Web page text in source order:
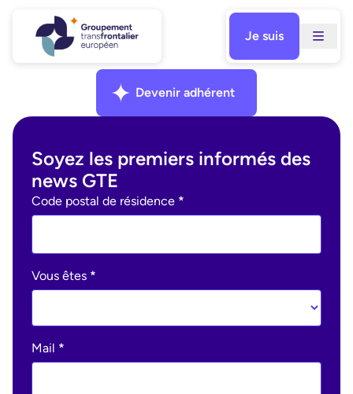
contenu
Je suis
Linkedin
Devenir adhérent
Soyez les premiers informés des
news GTE
Ohme
:
Code postal de résidence *
Vous êtes *
Mail *